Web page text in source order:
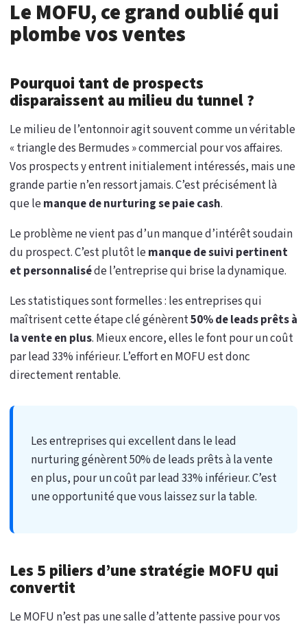
Le MOFU, ce grand oublié qui
plombe vos ventes
Pourquoi tant de prospects
disparaissent au milieu du tunnel ?
Le milieu de l’entonnoir agit souvent comme un véritable
« triangle des Bermudes » commercial pour vos affaires.
Vos prospects y entrent initialement intéressés, mais une
grande partie n’en ressort jamais. C’est précisément là
que lemanque de nurturing se paie cash.
Le problème ne vient pas d’un manque d’intérêt soudain
du prospect. C’est plutôt lemanque de suivi pertinent
et personnaliséde l’entreprise qui brise la dynamique.
Les statistiques sont formelles : les entreprises qui
maîtrisent cette étape clé génèrent50% de leads prêts à
la vente en plus. Mieux encore, elles le font pour un coût
par lead 33% inférieur. L’effort en MOFU est donc
directement rentable.
Les entreprises qui excellent dans le lead
nurturing génèrent 50% de leads prêts à la vente
en plus, pour un coût par lead 33% inférieur. C’est
une opportunité que vous laissez sur la table.
Les 5 piliers d’une stratégie MOFU qui
convertit
Le MOFU n’est pas une salle d’attente passive pour vos